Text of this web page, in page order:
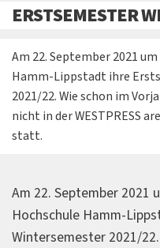
ERSTSEMESTER
Am 22. September 2021
Hamm-Lippstadt ihre
2021/22. Wie schon im
nicht in der WESTPRESS
statt.
Am 22. September 2021
Hochschule Hamm-
Wintersemester 2021/